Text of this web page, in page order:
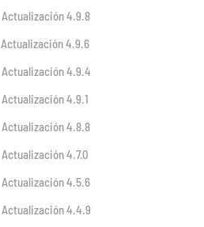
Actualización 4.9.8
Actualización 4.9.6
Actualización 4.9.4
Actualización 4.9.1
Actualización 4.8.8
Actualización 4.7.0
Actualización 4.5.6
Actualización 4.4.9